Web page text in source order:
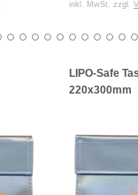
inkl. MwSt. zzgl.
LIPO-Safe
220x300mm